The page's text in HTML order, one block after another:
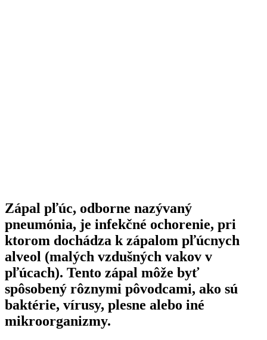
Zápal pľúc, odborne nazývaný
pneumónia, je infekčné ochorenie, pri
ktorom dochádza k zápalom pľúcnych
alveol (malých vzdušných vakov v
pľúcach). Tento zápal môže byť
spôsobený rôznymi pôvodcami, ako sú
baktérie, vírusy, plesne alebo iné
mikroorganizmy.